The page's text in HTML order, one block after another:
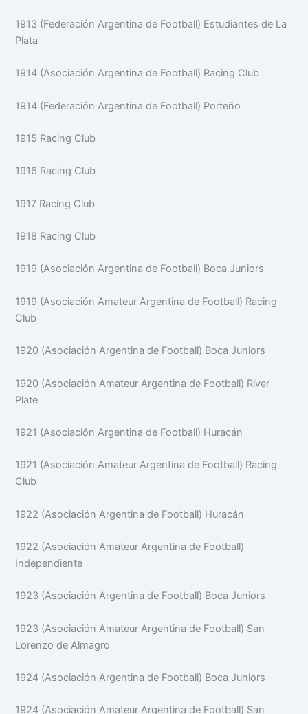
1913 (Federación Argentina de Football) Estudiantes de La
Plata
1914 (Asociación Argentina de Football) Racing Club
1914 (Federación Argentina de Football) Porteño
1915 Racing Club
1916 Racing Club
1917 Racing Club
1918 Racing Club
1919 (Asociación Argentina de Football) Boca Juniors
1919 (Asociación Amateur Argentina de Football) Racing
Club
1920 (Asociación Argentina de Football) Boca Juniors
1920 (Asociación Amateur Argentina de Football) River
Plate
1921 (Asociación Argentina de Football) Huracán
1921 (Asociación Amateur Argentina de Football) Racing
Club
1922 (Asociación Argentina de Football) Huracán
1922 (Asociación Amateur Argentina de Football)
Independiente
1923 (Asociación Argentina de Football) Boca Juniors
1923 (Asociación Amateur Argentina de Football) San
Lorenzo de Almagro
1924 (Asociación Argentina de Football) Boca Juniors
1924 (Asociación Amateur Argentina de Football) San